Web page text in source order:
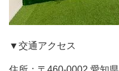
▼交通アクセス